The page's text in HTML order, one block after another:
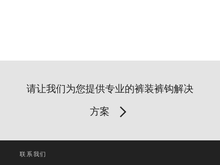
请让我们为您提供专业的裤装裤钩解决
方案
联系我们